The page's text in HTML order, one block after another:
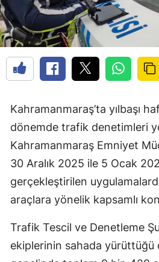
Kahramanmaraş’ta yılbaşı
dönemde trafik denetimleri
Kahramanmaraş Emniyet
30 Aralık 2025 ile 5 Ocak
gerçekleştirilen
araçlara yönelik kapsamlı
Trafik Tescil ve Denetleme
ekiplerinin sahada yürüttüğü